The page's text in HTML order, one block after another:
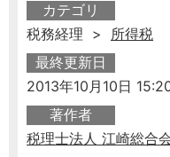
カテゴリ
税務経理 > 所得税
最終更新日
2013年10月10日
著作者
税理士法人 江崎総合